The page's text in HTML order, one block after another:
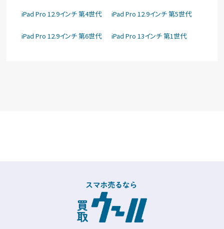
iPad Pro 12.9インチ 第4世代 iPad Pro 12.9インチ 第5世代
iPad Pro 12.9インチ 第6世代 iPad Pro 13インチ 第1世代